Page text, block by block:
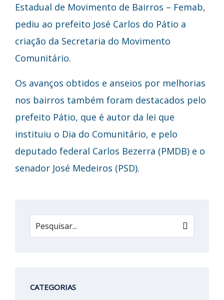
Estadual de Movimento de Bairros – Femab,
pediu ao prefeito José Carlos do Pátio a
criação da Secretaria do Movimento
Comunitário.
Os avanços obtidos e anseios por melhorias
nos bairros também foram destacados pelo
prefeito Pátio, que é autor da lei que
instituiu o Dia do Comunitário, e pelo
deputado federal Carlos Bezerra (PMDB) e o
senador José Medeiros (PSD).
CATEGORIAS